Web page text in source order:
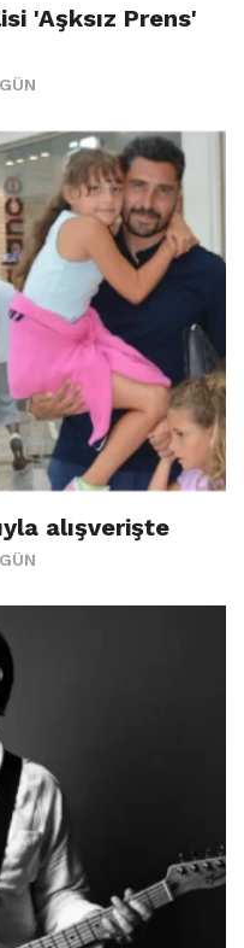
'Aşksız Prens'
alışverişte